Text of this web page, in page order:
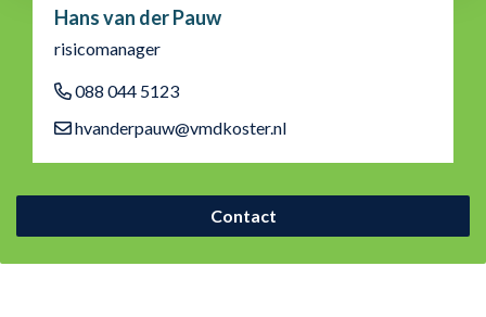
Hans van der Pauw
risicomanager
088 044 5123
hvanderpauw@vmdkoster.nl
Contact